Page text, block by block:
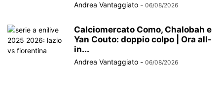
Andrea Vantaggiato - 06/08/2026
Calciomercato Como, Chalobah e
Yan Couto: doppio colpo | Ora all-
in...
Andrea Vantaggiato - 06/08/2026